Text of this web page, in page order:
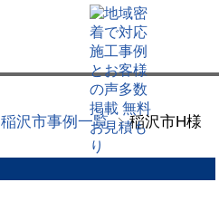
稲沢市事例一覧
稲沢市H様